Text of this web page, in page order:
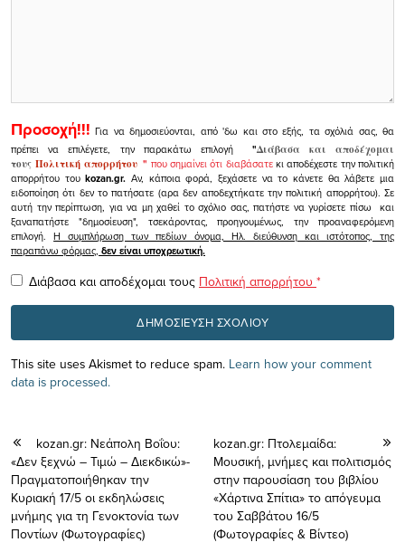
Προσοχή!!! Για να δημοσιεύονται, από 'δω και στο εξής, τα σχόλιά σας, θα
πρέπει να επιλέγετε, την παρακάτω επιλογή
"Διάβασα και αποδέχομαι
τουςΠολιτική απορρήτου" που σημαίνει ότι διαβάσατεκι αποδέχεστε την πολιτική
απορρήτου τουkozan.gr. Αν, κάποια φορά, ξεχάσετε να το κάνετε θα λάβετε μια
ειδοποίηση ότι δεν το πατήσατε (αρα δεν αποδεχτήκατε την πολιτική απορρήτου). Σε
αυτή την περίπτωση, για να μη χαθεί το σχόλιο σας, πατήστε να γυρίσετε πίσω και
ξαναπατήστε "δημοσίευση", τσεκάροντας, προηγουμένως, την προαναφερόμενη
επιλογή.Η συμπλήρωση των πεδίων όνομα, Ηλ. διεύθυνση και ιστότοπος, της
παραπάνω φόρμας, δεν είναι υποχρεωτική.
Διάβασα και αποδέχομαι τους Πολιτική απορρήτου *
This site uses Akismet to reduce spam. Learn how your comment
data is processed.
kozan.gr: Νεάπολη Βοΐου:
«Δεν ξεχνώ – Τιμώ – Διεκδικώ»-
Πραγματοποιήθηκαν την
Κυριακή 17/5 oι εκδηλώσεις
μνήμης για τη Γενοκτονία των
Ποντίων (Φωτογραφίες)
kozan.gr: Πτολεμαίδα:
Μουσική, μνήμες και πολιτισμός
στην παρουσίαση του βιβλίου
«Χάρτινα Σπίτια» το απόγευμα
του Σαββάτου 16/5
(Φωτογραφίες & Βίντεο)